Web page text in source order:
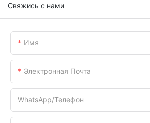
Свяжись с нами
Имя
Электронная Почта
WhatsApp/телефон